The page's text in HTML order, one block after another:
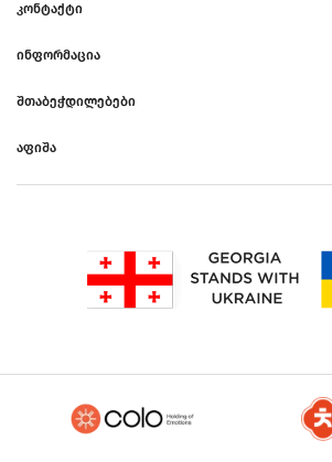
ᲙᲝᲜᲢᲐᲥᲢᲘ
ᲘᲜᲤᲝᲠᲛᲐᲪᲘᲐ
ᲨᲗᲐᲑᲔᲭᲓᲘᲚᲔᲑᲔᲑᲘ
ᲐᲤᲘᲨᲐ